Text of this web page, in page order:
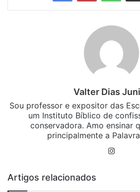
Valter Dias
Sou professor e expositor das
um Instituto Bíblico de
conservadora. Amo ensinar
principalmente a
Artigos relacionados